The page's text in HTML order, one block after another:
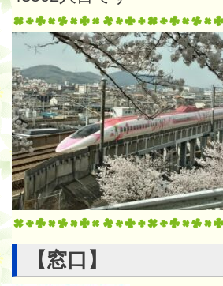
【窓口】